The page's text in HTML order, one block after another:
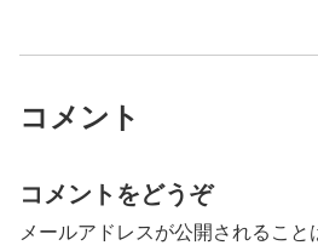
コメント
コメントをどうぞ
メールアドレスが公開されること